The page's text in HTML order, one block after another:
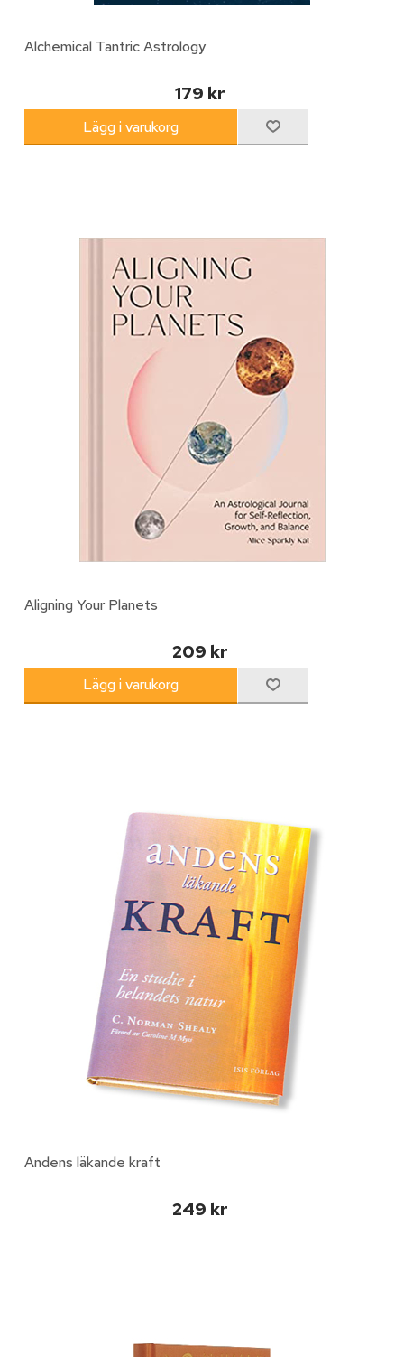
Alchemical Tantric Astrology
179 kr
Aligning Your Planets
209 kr
Andens läkande kraft
249 kr